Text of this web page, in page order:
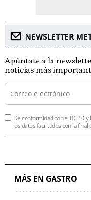
NEWSLETTER
Apúntate a la
noticias más
De conformidad con el RGPD y
los datos facilitados con la
MÁS EN GASTRO